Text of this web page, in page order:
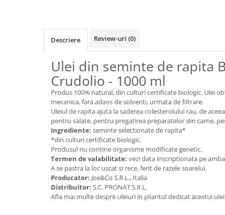
Bauturi vegetale
Orez, Faina si Premixuri
Produse din carne
Sosuri, Ketchup bio
Pudre si prafuri
Conserve, Pateuri, creme
Leguminoase si seminte
Fermenti si gelifianti
Produse din soia
Descriere Review-uri (0)
Ulei din seminte de rapita
Crudolio - 1000 ml
Produs 100% natural, din culturi certificate biologic. Ulei
mecanica, fara adaos de solventi, urmata de filtrare.
Uleiul de rapita ajuta la saderea colesterolului rau, de
pentru salate, pentru pregatirea preparatelor din carne,
Ingrediente: seminte selectionate de rapita*
*din culturi certificate biologic.
Produsul nu contine organisme modificate genetic.
Termen de valabilitate: vezi data inscriptionata pe
A se pastra la loc uscat si rece, ferit de razele soarelui.
Producator: Joe&Co S.R.L., Italia
Distribuitor: S.C. PRONAT S.R.L.
Afla mai multe despre uleiuri in pliantul dedicat acestui